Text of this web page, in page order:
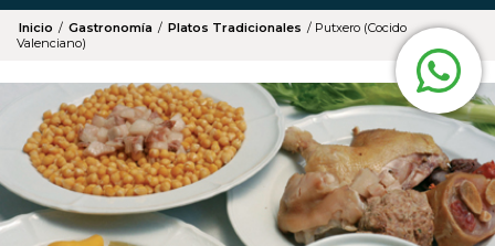
Inicio / Gastronomía / Platos Tradicionales / Putxero (Cocido
Valenciano)